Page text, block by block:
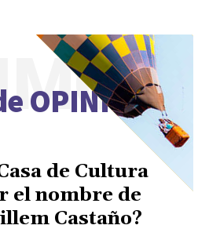
OPINIÓN
de Cultura
el nombre de
Castaño?